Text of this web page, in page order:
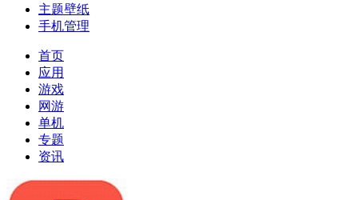
主题壁纸
手机管理
首页
应用
游戏
网游
单机
专题
资讯